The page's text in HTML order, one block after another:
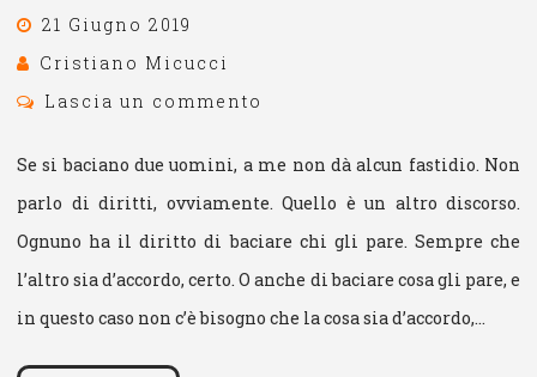
21 Giugno 2019
Cristiano Micucci
Lascia un commento
Se si baciano due uomini, a me non dà alcun fastidio. Non
parlo di diritti, ovviamente. Quello è un altro discorso.
Ognuno ha il diritto di baciare chi gli pare. Sempre che
l’altro sia d’accordo, certo. O anche di baciare cosa gli pare, e
in questo caso non c’è bisogno che la cosa sia d’accordo,…